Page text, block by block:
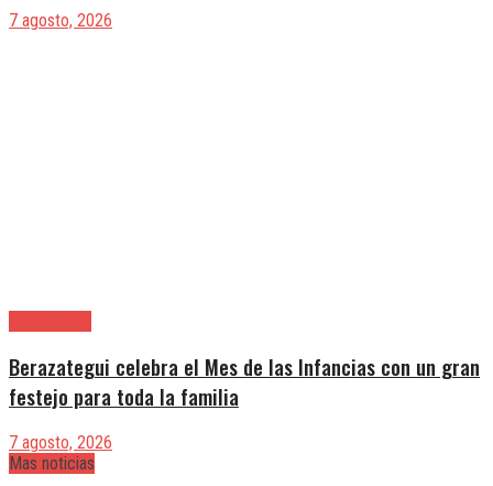
7 agosto, 2026
Berazategui celebra el Mes de las Infancias con un gran
festejo para toda la familia
7 agosto, 2026
Mas noticias